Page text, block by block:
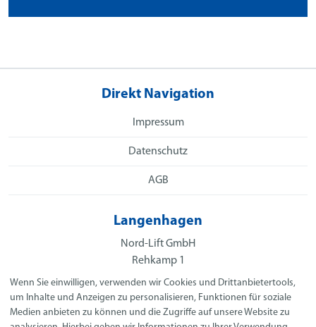
Direkt Navigation
Impressum
Datenschutz
AGB
Langenhagen
Nord-Lift GmbH
Rehkamp 1
30853 Langenhagen
E-Mail:info@nord-lift.de
Telefon:+49 511 54 55 57 10
Wenn Sie einwilligen, verwenden wir Cookies und Drittanbietertools,
um Inhalte und Anzeigen zu personalisieren, Funktionen für soziale
Medien anbieten zu können und die Zugriffe auf unsere Website zu